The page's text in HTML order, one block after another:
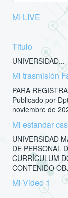
MI LIVE
Titulo
UNIVERSIDAD...
Mi trasmisión
PARA
Publicado por
noviembre de
Mi estandar
UNIVERSIDAD
DE PERSONAL
CURRÍCULUM
CONTENIDO
Mi Video 1